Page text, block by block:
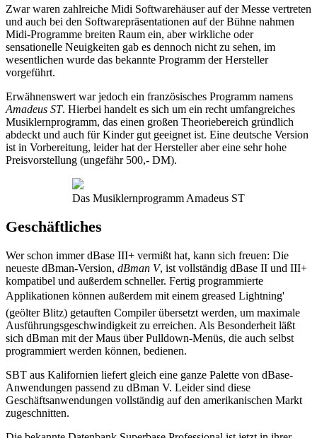
Zwar waren zahlreiche Midi Softwarehäuser auf der Messe vertreten
und auch bei den Softwarepräsentationen auf der Bühne nahmen
Midi-Programme breiten Raum ein, aber wirkliche oder
sensationelle Neuigkeiten gab es dennoch nicht zu sehen, im
wesentlichen wurde das bekannte Programm der Hersteller
vorgeführt.
Erwähnenswert war jedoch ein französisches Programm namens
Amadeus ST. Hierbei handelt es sich um ein recht umfangreiches
Musiklernprogramm, das einen großen Theoriebereich gründlich
abdeckt und auch für Kinder gut geeignet ist. Eine deutsche Version
ist in Vorbereitung, leider hat der Hersteller aber eine sehr hohe
Preisvorstellung (ungefähr 500,- DM).
Das Musiklernprogramm Amadeus ST
Geschäftliches
Wer schon immer dBase III+ vermißt hat, kann sich freuen: Die
neueste dBman-Version, dBman V, ist vollständig dBase II und III+
kompatibel und außerdem schneller. Fertig programmierte
Applikationen können außerdem mit einem greased Lightning'
(geölter Blitz) getauften Compiler übersetzt werden, um maximale
Ausführungsgeschwindigkeit zu erreichen. Als Besonderheit läßt
sich dBman mit der Maus über Pulldown-Menüs, die auch selbst
programmiert werden können, bedienen.
SBT aus Kalifornien liefert gleich eine ganze Palette von dBase-
Anwendungen passend zu dBman V. Leider sind diese
Geschäftsanwendungen vollständig auf den amerikanischen Markt
zugeschnitten.